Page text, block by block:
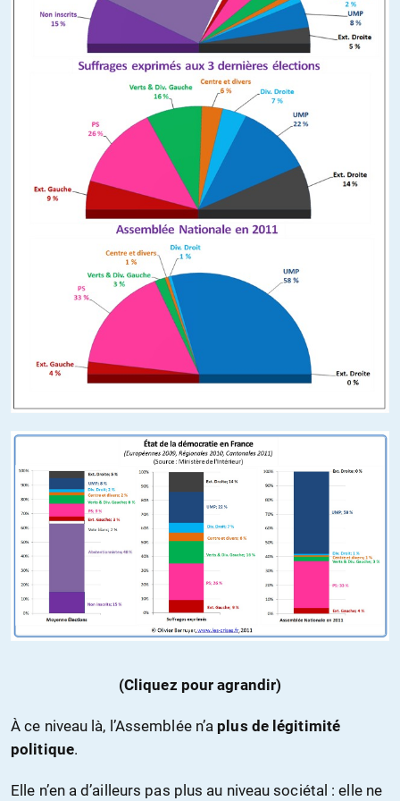
(Cliquez pour agrandir)
À ce niveau là, l’Assemblée n’a plus de légitimité
politique.
Elle n’en a d’ailleurs pas plus au niveau sociétal : elle ne